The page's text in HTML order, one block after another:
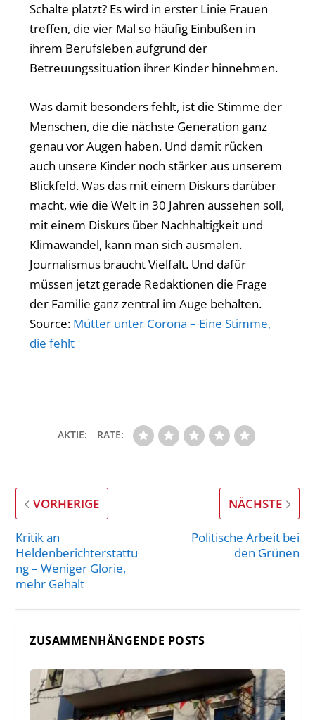
Schalte platzt? Es wird in erster Linie Frauen
treffen, die vier Mal so häufig Einbußen in
ihrem Berufsleben aufgrund der
Betreuungssituation ihrer Kinder hinnehmen.
Was damit besonders fehlt, ist die Stimme der
Menschen, die die nächste Generation ganz
genau vor Augen haben. Und damit rücken
auch unsere Kinder noch stärker aus unserem
Blickfeld. Was das mit einem Diskurs darüber
macht, wie die Welt in 30 Jahren aussehen soll,
mit einem Diskurs über Nachhaltigkeit und
Klimawandel, kann man sich ausmalen.
Journalismus braucht Vielfalt. Und dafür
müssen jetzt gerade Redaktionen die Frage
der Familie ganz zentral im Auge behalten.
Source: Mütter unter Corona – Eine Stimme,
die fehlt
AKTIE: RATE:
VORHERIGE
Kritik an
Heldenberichterstattu
ng – Weniger Glorie,
mehr Gehalt
NÄCHSTE
Politische Arbeit bei
den Grünen
ZUSAMMENHÄNGENDE POSTS